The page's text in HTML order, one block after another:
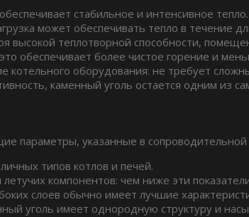
стабильное и интенсивное тепло.
может обеспечивать тепло в течение
высокой теплотворной способности,
обеспечивает более чистое горение и
оборудования: не требует
каменный уголь остается одним из
параметры, указанные в
типов котлов и печей.
компонентов: чем ниже эти
слоев обычно имеет лучшие
уголь имеет однородную структуру и